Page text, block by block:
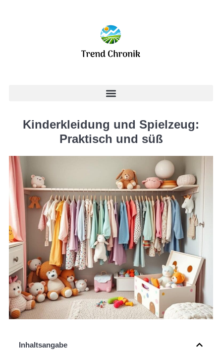
Kinderkleidung und Spielzeug:
Praktisch und süß
Inhaltsangabe